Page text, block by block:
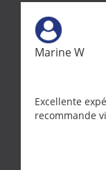
Marine W
Excellente
recommande